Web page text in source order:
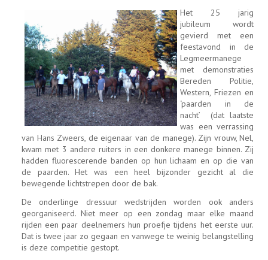
Het 25 jarig
jubileum wordt
gevierd met een
feestavond in de
Legmeermanege
met demonstraties
Bereden Politie,
Western, Friezen en
‘paarden in de
nacht’ (dat laatste
was een verrassing
van Hans Zweers, de eigenaar van de manege). Zijn vrouw, Nel,
kwam met 3 andere ruiters in een donkere manege binnen. Zij
hadden fluorescerende banden op hun lichaam en op die van
de paarden. Het was een heel bijzonder gezicht al die
bewegende lichtstrepen door de bak.
De onderlinge dressuur wedstrijden worden ook anders
georganiseerd. Niet meer op een zondag maar elke maand
rijden een paar deelnemers hun proefje tijdens het eerste uur.
Dat is twee jaar zo gegaan en vanwege te weinig belangstelling
is deze competitie gestopt.